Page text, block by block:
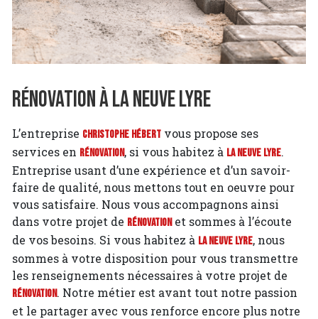
Rénovation à La Neuve Lyre
L’entreprise Christophe Hébert vous propose ses
services en Rénovation, si vous habitez à La Neuve Lyre.
Entreprise usant d’une expérience et d’un savoir-
faire de qualité, nous mettons tout en oeuvre pour
vous satisfaire. Nous vous accompagnons ainsi
dans votre projet de Rénovationet sommes à l’écoute
de vos besoins. Si vous habitez à La Neuve Lyre, nous
sommes à votre disposition pour vous transmettre
les renseignements nécessaires à votre projet de
Rénovation. Notre métier est avant tout notre passion
et le partager avec vous renforce encore plus notre